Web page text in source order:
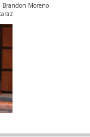
Brandon Moreno